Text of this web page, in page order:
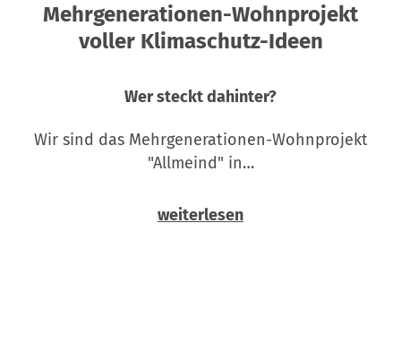
Mehrgenerationen-Wohnprojekt
voller Klimaschutz-Ideen
Wer steckt dahinter?
Wir sind das Mehrgenerationen-Wohnprojekt
"Allmeind" in…
weiterlesen